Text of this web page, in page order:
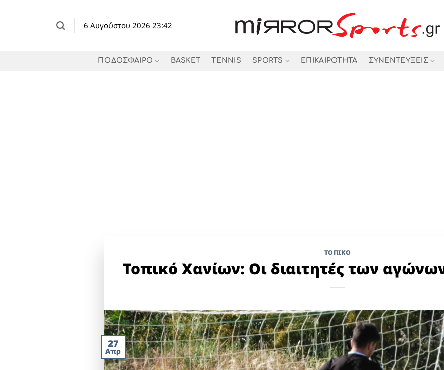
6 Αυγούστου 2026 23:42
ΠΟΔΟΣΦΑΙΡΟ BASKET TENNIS SPORTS ΕΠΙΚΑΙΡΟΤΗΤΑ ΣΥΝΕΝΤΕΥΞΕΙΣ
ΤΟΠΙΚΌ
Τοπικό Χανίων: Οι διαιτητές των
27
Απρ